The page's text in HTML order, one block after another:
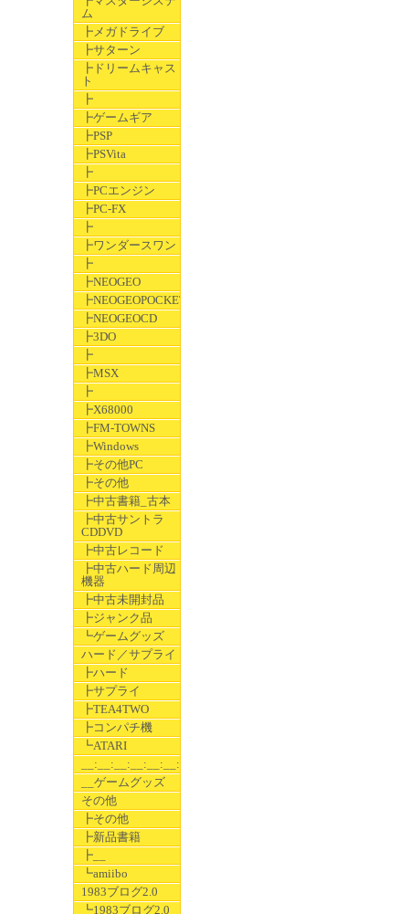
ム
┣メガドライブ
┣サターン
┣ドリームキャス
ト
┣
┣ゲームギア
┣PSP
┣PSVita
┣
┣PCエンジン
┣PC-FX
┣
┣ワンダースワン
┣
┣NEOGEO
┣NEOGEOPOCKET
┣NEOGEOCD
┣3DO
┣
┣MSX
┣
┣X68000
┣FM-TOWNS
┣Windows
┣その他PC
┣その他
┣中古書籍_古本
┣中古サントラ
CDDVD
┣中古レコード
┣中古ハード周辺
機器
┣中古未開封品
┣ジャンク品
┗ゲームグッズ
ハード／サプライ
┣ハード
┣サプライ
┣TEA4TWO
┣コンパチ機
┗ATARI
__:__:__:__:__:__:__
__ゲームグッズ
その他
┣その他
┣新品書籍
┣__
┗amiibo
1983ブログ2.0
┗1983ブログ2.0